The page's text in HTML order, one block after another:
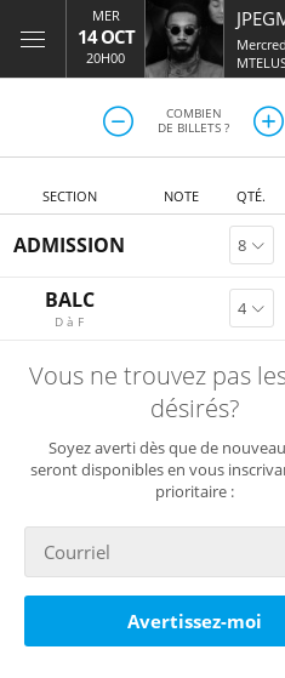
MER
14 OCT
20H00
COMBIEN
DE BILLETS ?
SECTION NOTE QTÉ.
ADMISSION
BALC
D à F
Vous ne trouvez pas
désirés?
Soyez averti dès que de
seront disponibles en vous
prioritaire :
Avertissez-moi